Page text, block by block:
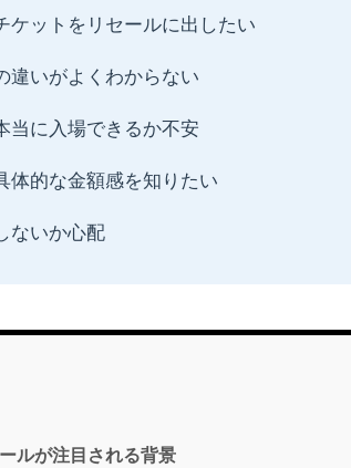
ットをリセールに出したい
違いがよくわからない
当に入場できるか不安
体的な金額感を知りたい
ないか心配
ルが注目される背景